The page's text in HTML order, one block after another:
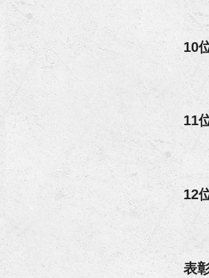
10
11
12
表